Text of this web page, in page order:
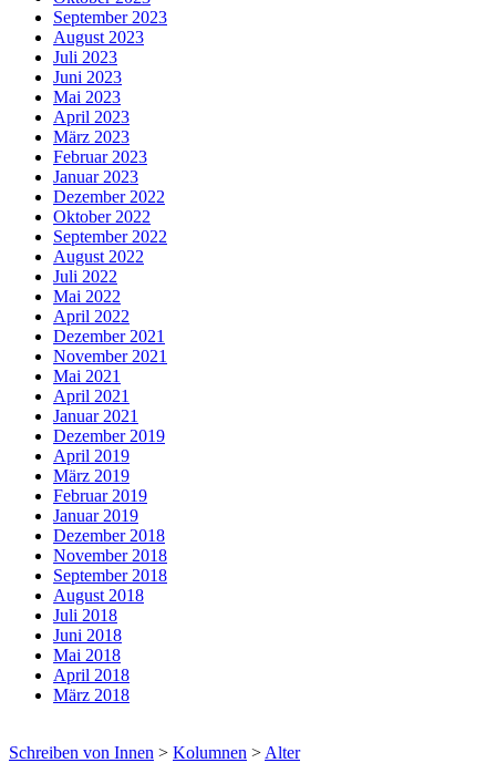
September 2023
August 2023
Juli 2023
Juni 2023
Mai 2023
April 2023
März 2023
Februar 2023
Januar 2023
Dezember 2022
Oktober 2022
September 2022
August 2022
Juli 2022
Mai 2022
April 2022
Dezember 2021
November 2021
Mai 2021
April 2021
Januar 2021
Dezember 2019
April 2019
März 2019
Februar 2019
Januar 2019
Dezember 2018
November 2018
September 2018
August 2018
Juli 2018
Juni 2018
Mai 2018
April 2018
März 2018
Schreiben von Innen > Kolumnen > Alter